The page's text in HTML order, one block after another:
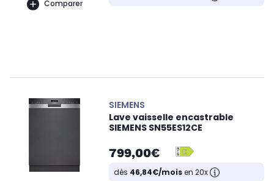
Comparer
SIEMENS
Lave vaisselle encastrable
SIEMENS SN55ES12CE
799,00€
dès 46,84€/moisen 20x